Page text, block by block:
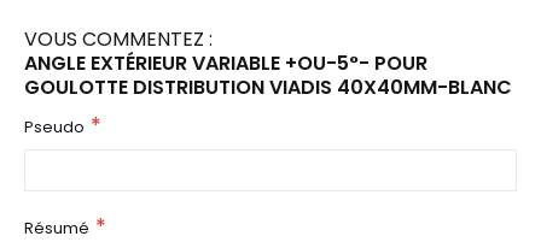
VOUS COMMENTEZ :
ANGLE EXTÉRIEUR VARIABLE +OU-5°- POUR
GOULOTTE DISTRIBUTION VIADIS 40X40MM-BLANC
Pseudo
Résumé